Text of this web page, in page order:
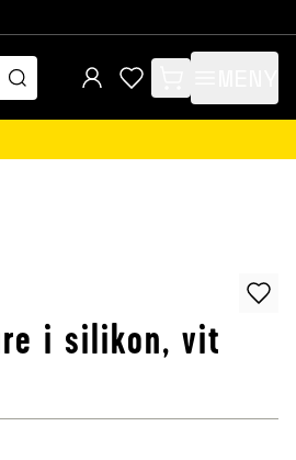
items in cart, view
i silikon, vit